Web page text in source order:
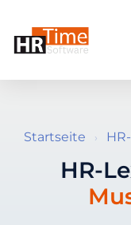
Startseite ›
HR-